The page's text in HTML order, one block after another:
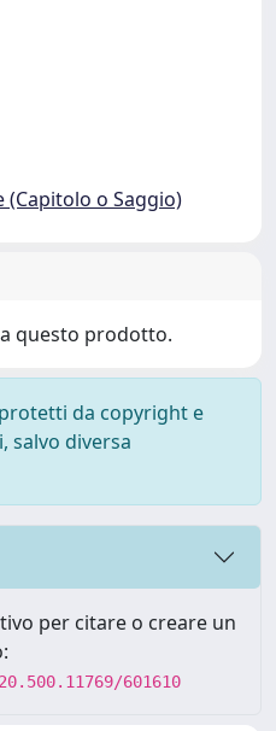
o Saggio)
questo prodotto.
da copyright e
salvo diversa
per citare o creare un
601610